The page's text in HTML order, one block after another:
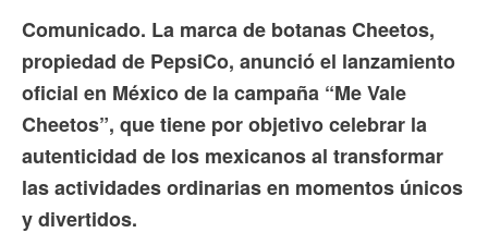
Comunicado. La marca de botanas Cheetos,
propiedad de PepsiCo, anunció el lanzamiento
oficial en México de la campaña “Me Vale
Cheetos”, que tiene por objetivo celebrar la
autenticidad de los mexicanos al transformar
las actividades ordinarias en momentos únicos
y divertidos.